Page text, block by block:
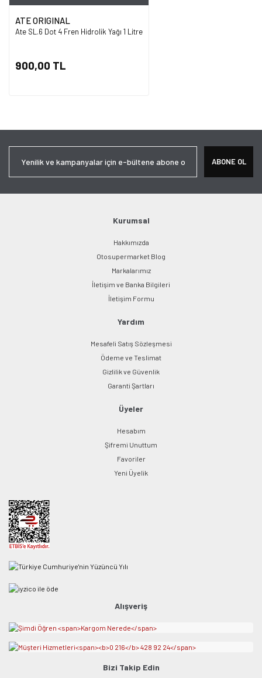
ATE ORIGINAL
Ate SL.6 Dot 4 Fren Hidrolik Yağı 1 Litre
900,00 TL
ABONE OL
Kurumsal
Hakkımızda
Otosupermarket Blog
Markalarımız
İletişim ve Banka Bilgileri
İletişim Formu
Yardım
Mesafeli Satış Sözleşmesi
Ödeme ve Teslimat
Gizlilik ve Güvenlik
Garanti Şartları
Üyeler
Hesabım
Şifremi Unuttum
Favoriler
Yeni Üyelik
Alışveriş
Bizi Takip Edin